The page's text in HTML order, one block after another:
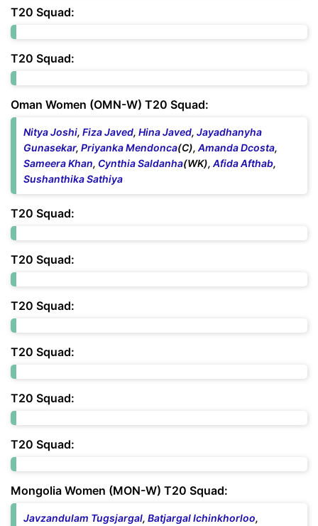
T20 Squad:
T20 Squad:
Oman Women (OMN-W) T20 Squad:
Nitya Joshi, Fiza Javed, Hina Javed, Jayadhanyha
Gunasekar, Priyanka Mendonca(C), Amanda Dcosta,
Sameera Khan, Cynthia Saldanha(WK), Afida Afthab,
Sushanthika Sathiya
T20 Squad:
T20 Squad:
T20 Squad:
T20 Squad:
T20 Squad:
T20 Squad:
Mongolia Women (MON-W) T20 Squad:
Javzandulam Tugsjargal, Batjargal Ichinkhorloo,